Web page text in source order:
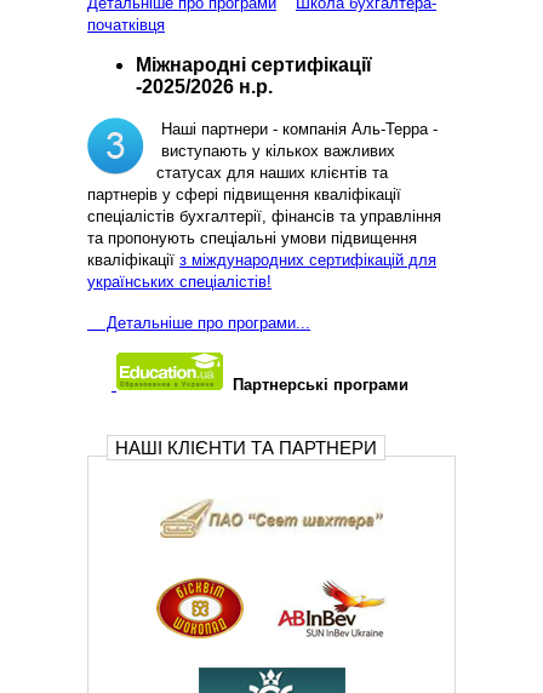
початківця
Міжнародні сертифікації
-2025/2026 н.р.
Наші партнери - компанія Аль-Терра -
виступають у кількох важливих
статусах для наших клієнтів та
партнерів у сфері підвищення кваліфікації
спеціалістів бухгалтерії, фінансів та управління
та пропонують спеціальні умови підвищення
кваліфікації з міждународних сертифікацій для
українських спеціалістів!
Детальніше про програми...
Партнерські програми
НАШІ КЛІЄНТИ ТА ПАРТНЕРИ